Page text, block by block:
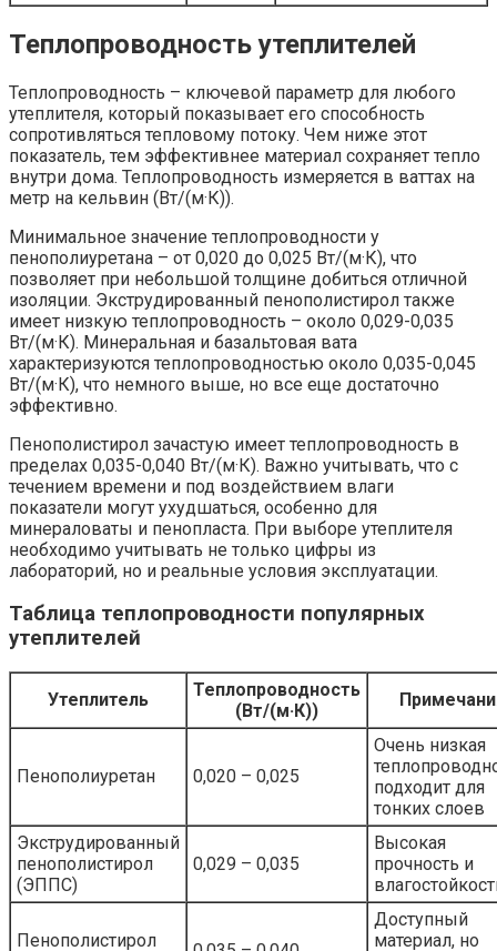
Теплопроводность утеплителей
Теплопроводность – ключевой параметр для любого
утеплителя, который показывает его способность
сопротивляться тепловому потоку. Чем ниже этот
показатель, тем эффективнее материал сохраняет тепло
внутри дома. Теплопроводность измеряется в ваттах на
метр на кельвин (Вт/(м·К)).
Минимальное значение теплопроводности у
пенополиуретана – от 0,020 до 0,025 Вт/(м·К), что
позволяет при небольшой толщине добиться отличной
изоляции. Экструдированный пенополистирол также
имеет низкую теплопроводность – около 0,029-0,035
Вт/(м·К). Минеральная и базальтовая вата
характеризуются теплопроводностью около 0,035-0,045
Вт/(м·К), что немного выше, но все еще достаточно
эффективно.
Пенополистирол зачастую имеет теплопроводность в
пределах 0,035-0,040 Вт/(м·К). Важно учитывать, что с
течением времени и под воздействием влаги
показатели могут ухудшаться, особенно для
минераловаты и пенопласта. При выборе утеплителя
необходимо учитывать не только цифры из
лабораторий, но и реальные условия эксплуатации.
Таблица теплопроводности популярных
утеплителей
Утеплитель
Теплопроводность
(Вт/(м·К))
Пенополиуретан 0,020 – 0,025
Очень низкая
подходит для
тонких слоев
Экструдированный
пенополистирол
(ЭППС)
0,029 – 0,035
Высокая
прочность и
Пенополистирол
Доступный
материал, но